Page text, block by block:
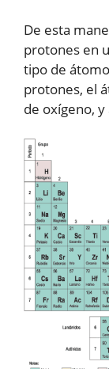
De esta
protones en
tipo de
protones, el
de oxígeno,